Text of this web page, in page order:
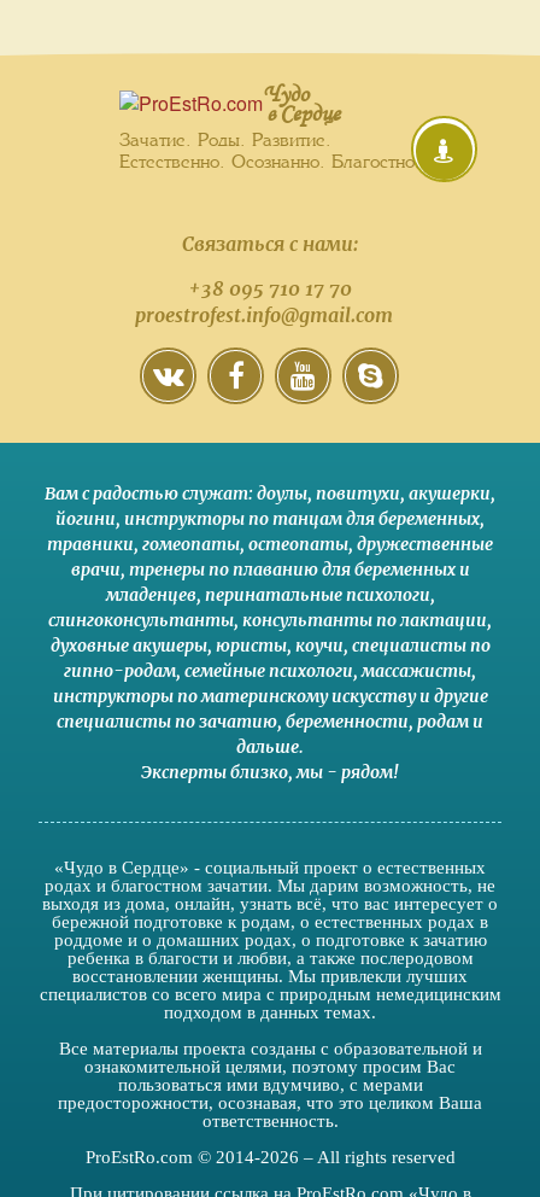
Чудо
в Сердце
Зачатие. Роды. Развитие.
Естественно. Осознанно. Благостно.
Связаться с нами:
+38 095 710 17 70
proestrofest.info@gmail.com
Вам с радостью служат:доулы, повитухи, акушерки,
йогини, инструкторы по танцам для беременных,
травники, гомеопаты, остеопаты, дружественные
врачи, тренеры по плаванию для беременных и
младенцев, перинатальные психологи,
слингоконсультанты, консультанты по лактации,
духовные акушеры, юристы, коучи, специалисты по
гипно-родам, семейные психологи,массажисты,
инструкторы по материнскому искусствуи другие
специалисты по зачатию, беременности, родами
дальше.
Эксперты близко,мы - рядом!
«Чудо в Сердце» - социальный проект о естественных
родах и благостном зачатии. Мы дарим возможность, не
выходя из дома, онлайн, узнать всё, что вас интересует о
бережной подготовке к родам, о естественных родах в
роддоме и о домашних родах, о подготовке к зачатию
ребенка в благости и любви, а также послеродовом
восстановлении женщины. Мы привлекли лучших
специалистов со всего мира с природным немедицинским
подходом в данных темах.
Все материалы проекта созданы с образовательной и
ознакомительной целями, поэтому просим Вас
пользоваться ими вдумчиво, с мерами
предосторожности, осознавая, что это целиком Ваша
ответственность.
ProEstRo.com © 2014-2026 – All rights reserved